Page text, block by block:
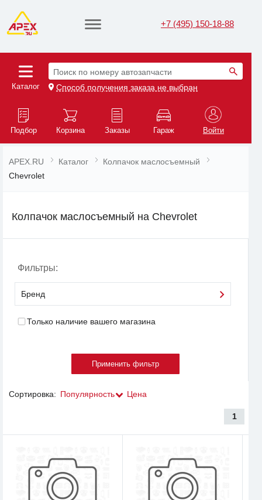
+7 (495) 150-18-88
Каталог
Поиск по номеру автозапчасти
Способ получения заказа не выбран
Подбор Корзина Заказы Гараж Войти
APEX.RU Каталог
Колпачок маслосъемный
Chevrolet
Колпачок маслосъемный на Chevrolet
Фильтры:
Бренд
Только наличие вашего магазина
Сортировка: Популярность Цена
1